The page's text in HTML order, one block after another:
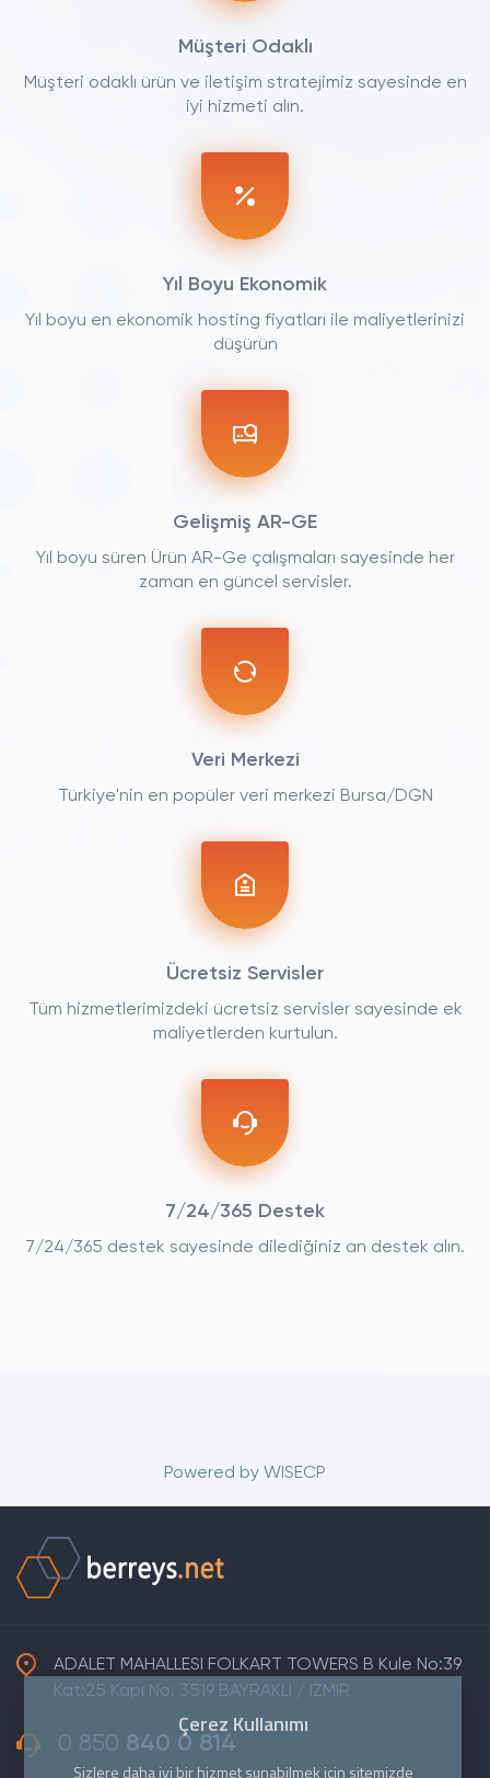
Müşteri Odaklı
Müşteri odaklı ürün ve iletişim stratejimiz sayesinde en
iyi hizmeti alın.
Yıl Boyu Ekonomik
Yıl boyu en ekonomik hosting fiyatları ile maliyetlerinizi
düşürün
Gelişmiş AR-GE
Yıl boyu süren Ürün AR-Ge çalışmaları sayesinde her
zaman en güncel servisler.
Veri Merkezi
Türkiye'nin en popüler veri merkezi Bursa/DGN
Ücretsiz Servisler
Tüm hizmetlerimizdeki ücretsiz servisler sayesinde ek
maliyetlerden kurtulun.
7/24/365 Destek
7/24/365 destek sayesinde dilediğiniz an destek alın.
Powered by WISECP
ADALET MAHALLESI FOLKART TOWERS B Kule No:39
Kat:25 Kapı No: 3519 BAYRAKLI / IZMIR
0 850 840 0 814
Çerez Kullanımı
Sizlere daha iyi bir hizmet sunabilmek için sitemizde